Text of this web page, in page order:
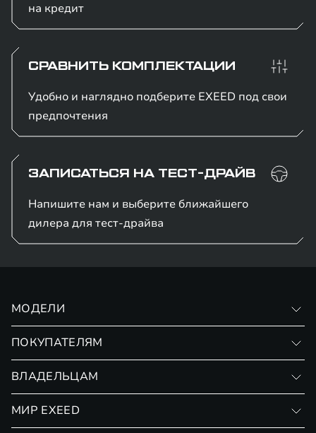
на кредит
СРАВНИТЬ КОМПЛЕКТАЦИИ
Удобно и наглядно подберите EXEED под свои
предпочтения
ЗАПИСАТЬСЯ НА ТЕСТ-ДРАЙВ
Напишите нам и выберите ближайшего
дилера для тест-драйва
МОДЕЛИ
ПОКУПАТЕЛЯМ
Страхование
ВЛАДЕЛЬЦАМ
МИР EXEED